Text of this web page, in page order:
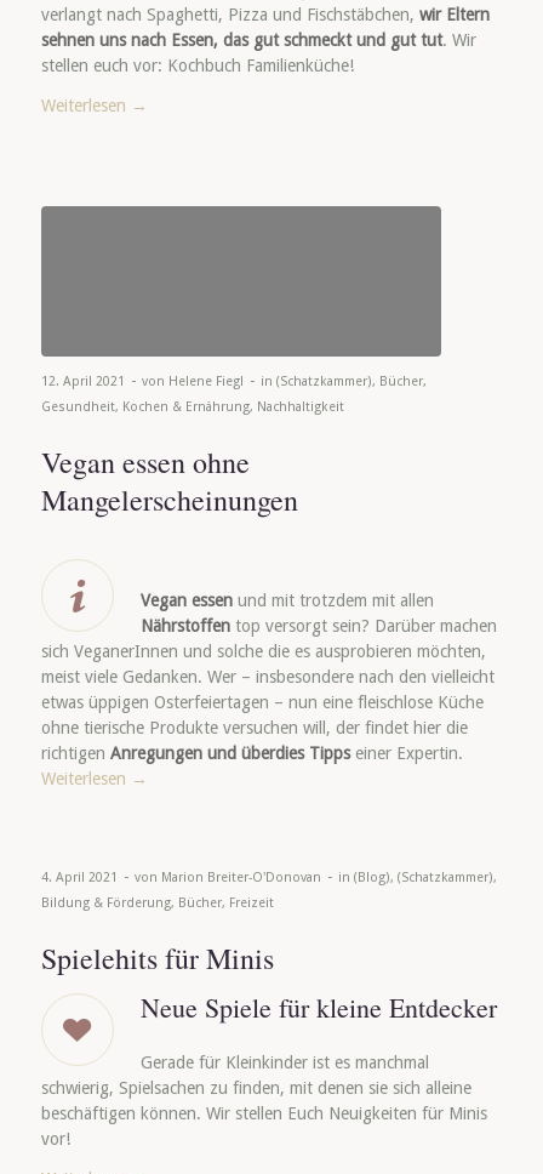
verlangt nach Spaghetti, Pizza und Fischstäbchen, wir Eltern
sehnen uns nach Essen, das gut schmeckt und gut tut. Wir
stellen euch vor: Kochbuch Familienküche!
Weiterlesen →
12. April 2021 - von Helene Fiegl - in (Schatzkammer), Bücher,
Gesundheit, Kochen & Ernährung, Nachhaltigkeit
Vegan essen ohne
Mangelerscheinungen
Vegan essenund mit trotzdem mit allen
Nährstoffentop versorgt sein? Darüber machen
sich VeganerInnen und solche die es ausprobieren möchten,
meist viele Gedanken. Wer – insbesondere nach den vielleicht
etwas üppigen Osterfeiertagen – nun eine fleischlose Küche
ohne tierische Produkte versuchen will, der findet hier die
richtigen Anregungen und überdies Tippseiner Expertin.
Weiterlesen →
4. April 2021 - von Marion Breiter-O'Donovan - in (Blog), (Schatzkammer),
Bildung & Förderung, Bücher, Freizeit
Spielehits für Minis
Neue Spiele für kleine Entdecker
Gerade für Kleinkinder ist es manchmal
schwierig, Spielsachen zu finden, mit denen sie sich alleine
beschäftigen können. Wir stellen Euch Neuigkeiten für Minis
vor!